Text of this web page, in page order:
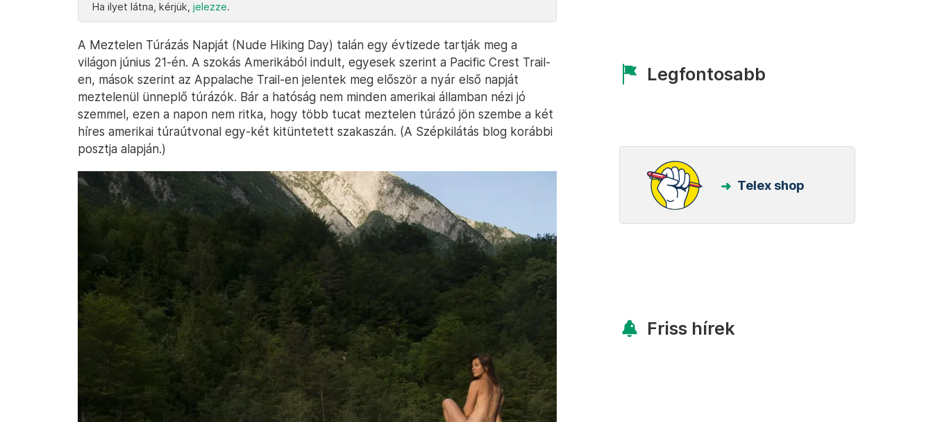
Ha ilyet látna, kérjük, jelezze.
A Meztelen Túrázás Napját (Nude Hiking Day) talán egy évtizede tartják meg a
világon június 21-én. A szokás Amerikából indult, egyesek szerint a Pacific Crest Trail-
en, mások szerint az Appalache Trail-en jelentek meg először a nyár első napját
meztelenül ünneplő túrázók. Bár a hatóság nem minden amerikai államban nézi jó
szemmel, ezen a napon nem ritka, hogy több tucat meztelen túrázó jön szembe a két
híres amerikai túraútvonal egy-két kitüntetett szakaszán. (A Szépkilátás blog korábbi
posztja alapján.)
Legfontosabb
Telex shop
Friss hírek